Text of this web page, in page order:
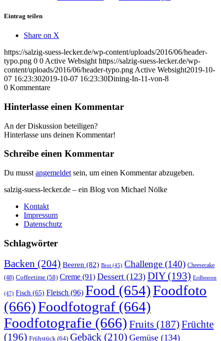
Eintrag teilen
Share on X
https://salzig-suess-lecker.de/wp-content/uploads/2016/06/header-
typo.png 0 0 Active Websight https://salzig-suess-lecker.de/wp-
content/uploads/2016/06/header-typo.png Active Websight2019-10-
07 16:23:302019-10-07 16:23:30Dining-In-11-von-8
0 Kommentare
Hinterlasse einen Kommentar
An der Diskussion beteiligen?
Hinterlasse uns deinen Kommentar!
Schreibe einen Kommentar
Du musst angemeldet sein, um einen Kommentar abzugeben.
salzig-suess-lecker.de – ein Blog von Michael Nölke
Kontakt
Impressum
Datenschutz
Schlagwörter
Backen (204) Beeren (82) Brot (45) Challenge (140) Cheesecake
(48) Coffeetime (58) Creme (91) Dessert (123) DIY(193) Erdbeeren
(47) Fisch (65) Fleisch (96) Food (654)Foodfoto
(666)Foodfotograf (664)
Foodfotografie (666) Fruits (187) Früchte
(196) Frühstück (64) Gebäck (210) Gemüse (134)